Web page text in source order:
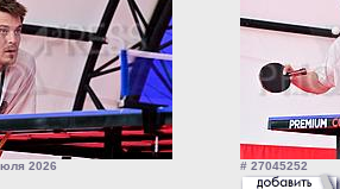
2026 # 27045252